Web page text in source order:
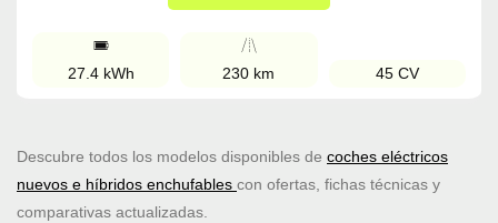
27.4 kWh 230 km 45 CV
Descubre todos los modelos disponibles de coches eléctricos
nuevos e híbridos enchufables con ofertas, fichas técnicas y
comparativas actualizadas.